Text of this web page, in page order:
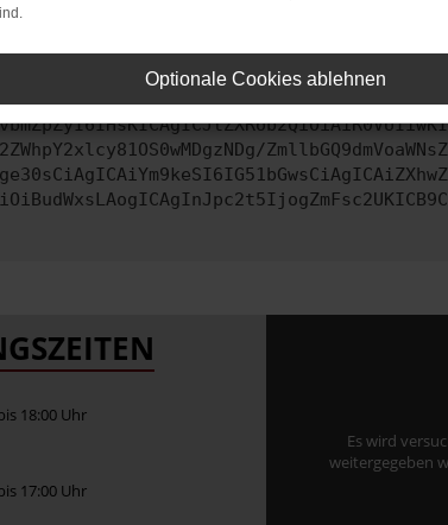
uns bitte. Wir werden versuchen, das
18:00 Uhr
17:00 Uhr
Es wird
weitergegeben
Optionale Cookies ablehnen